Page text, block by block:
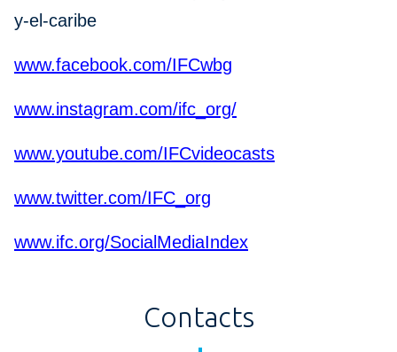
y-el-caribe
www.facebook.com/IFCwbg
www.instagram.com/ifc_org/
www.youtube.com/IFCvideocasts
www.twitter.com/IFC_org
www.ifc.org/SocialMediaIndex
Contacts